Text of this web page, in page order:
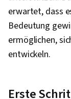
erwartet, dass
Bedeutung
ermöglichen,
entwickeln.
Erste